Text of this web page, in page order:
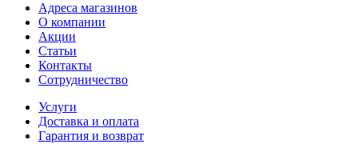
Адреса магазинов
О компании
Акции
Статьи
Контакты
Сотрудничество
Услуги
Доставка и оплата
Гарантия и возврат